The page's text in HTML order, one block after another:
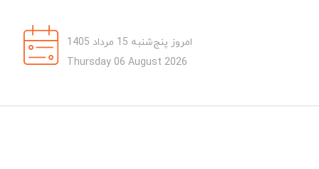
امروز پنج‌شنبه 15 مرداد 1405
Thursday 06 August 2026